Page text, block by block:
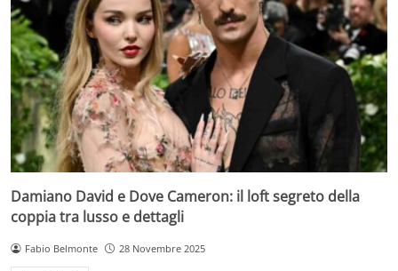
Damiano David e Dove Cameron: il loft segreto della
coppia tra lusso e dettagli
Fabio Belmonte 28 Novembre 2025